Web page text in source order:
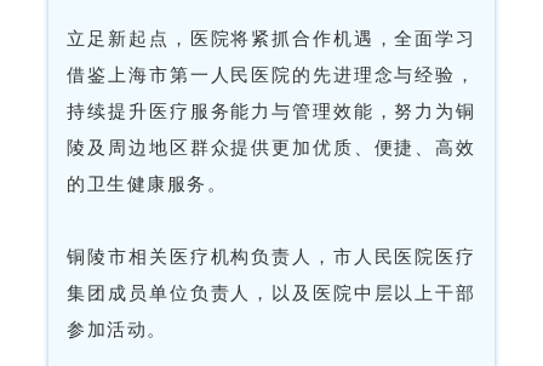
立足新起点，医院将紧抓合作机遇，全面学习
借鉴上海市第一人民医院的先进理念与经验，
持续提升医疗服务能力与管理效能，努力为铜
陵及周边地区群众提供更加优质、便捷、高效
的卫生健康服务。
铜陵市相关医疗机构负责人，市人民医院医疗
集团成员单位负责人，以及医院中层以上干部
参加活动。